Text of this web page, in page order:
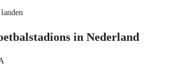
in Nederland